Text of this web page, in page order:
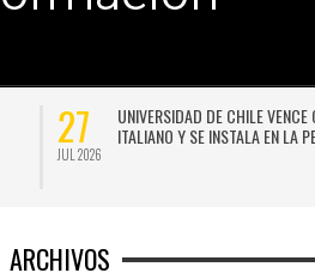
27
JUL 2026
UNIVERSIDAD DE CHILE VENCE
ITALIANO Y SE INSTALA EN LA
ARCHIVOS